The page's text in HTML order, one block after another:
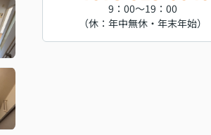
9：00～19：00
（休：年中無休・年末年始）